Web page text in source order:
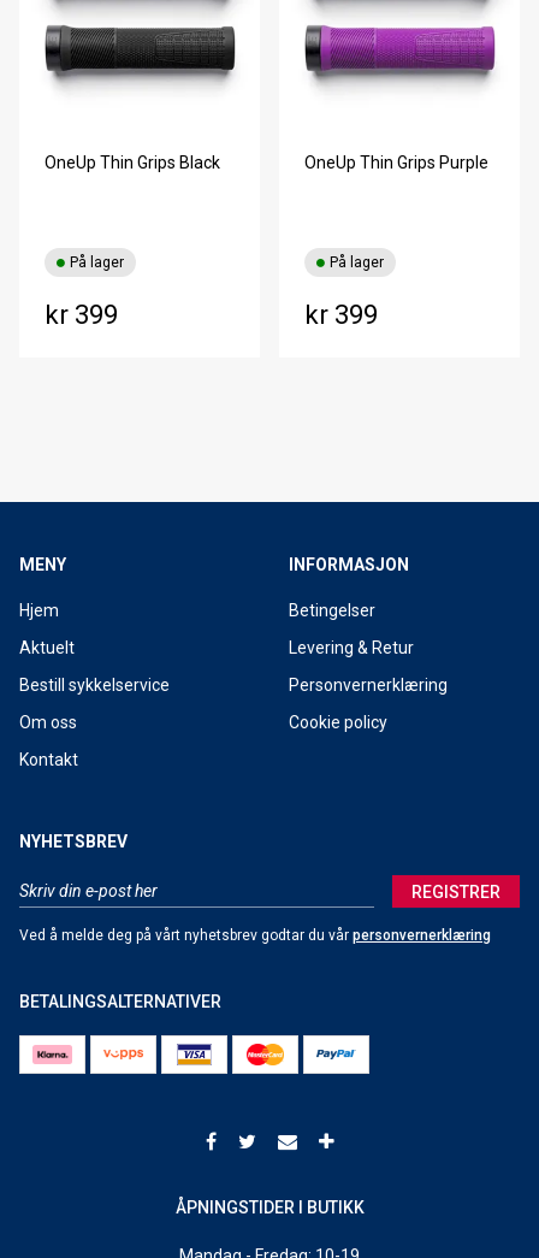
OneUp Thin Grips Black
kr 399
På lager
OneUp Thin Grips Purple
kr 399
På lager
MENY
Hjem
Aktuelt
Bestill sykkelservice
Om oss
Kontakt
INFORMASJON
Betingelser
Levering & Retur
Personvernerklæring
Cookie policy
NYHETSBREV
REGISTRER
Ved å melde deg på vårt nyhetsbrev godtar du vår personvernerklæring
BETALINGSALTERNATIVER
ÅPNINGSTIDER I BUTIKK